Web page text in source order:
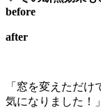
before
after
「窓を変えただ
気になりました！